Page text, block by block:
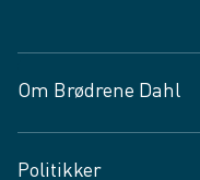
Om Brødrene Dahl
Politikker